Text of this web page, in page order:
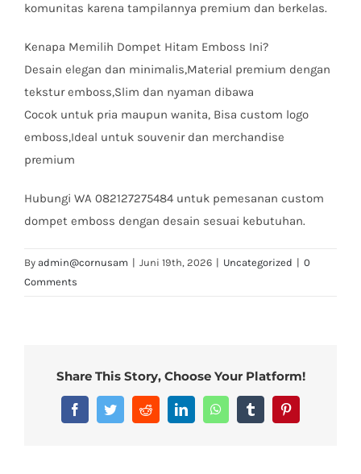
komunitas karena tampilannya premium dan berkelas.
Kenapa Memilih Dompet Hitam Emboss Ini?
Desain elegan dan minimalis,Material premium dengan
tekstur emboss,Slim dan nyaman dibawa
Cocok untuk pria maupun wanita, Bisa custom logo
emboss,Ideal untuk souvenir dan merchandise
premium
Hubungi WA 082127275484 untuk pemesanan custom
dompet emboss dengan desain sesuai kebutuhan.
By admin@cornusam | Juni 19th, 2026 | Uncategorized | 0
Comments
Share This Story, Choose Your Platform!
FacebookTwitterRedditLinkedInWhatsAppTumblrPinterest